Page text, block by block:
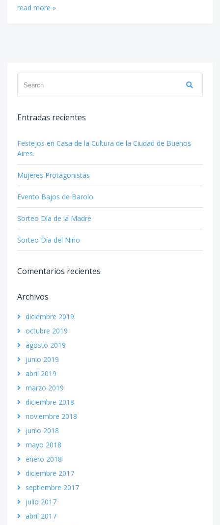
read more »
for:
Entradas recientes
Festejos en Casa de la Cultura de la Ciudad de Buenos
Aires.
Mujeres Protagonistas
Evento Bajos de Barolo.
Sorteo Día de la Madre
Sorteo Día del Niño
Comentarios recientes
Archivos
diciembre 2019
octubre 2019
agosto 2019
junio 2019
abril 2019
marzo 2019
diciembre 2018
noviembre 2018
junio 2018
mayo 2018
enero 2018
diciembre 2017
septiembre 2017
julio 2017
abril 2017